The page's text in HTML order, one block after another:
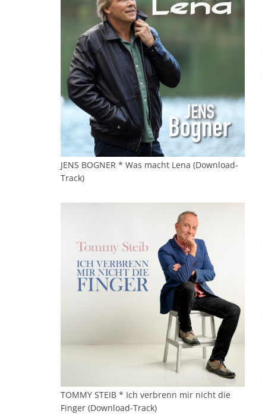
JENS BOGNER * Was macht Lena (Download-
Track)
TOMMY STEIB * Ich verbrenn mir nicht die
Finger (Download-Track)